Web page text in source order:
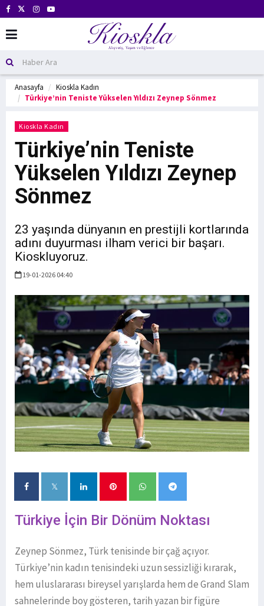
Anasayfa
Kioskla Kadın
Türkiye’nin Teniste Yükselen Yıldızı Zeynep Sönmez
Kioskla Kadın
Türkiye’nin Teniste
Yükselen Yıldızı Zeynep
Sönmez
23 yaşında dünyanın en prestijli kortlarında
adını duyurması ilham verici bir başarı.
Kioskluyoruz.
19-01-2026 04:40
Türkiye İçin Bir Dönüm Noktası
Zeynep Sönmez, Türk tenisinde bir çağ açıyor.
Türkiye’nin kadın tenisindeki uzun sessizliği kırarak,
hem uluslararası bireysel yarışlarda hem de Grand Slam
sahnelerinde boy gösteren, tarih yazan bir figüre